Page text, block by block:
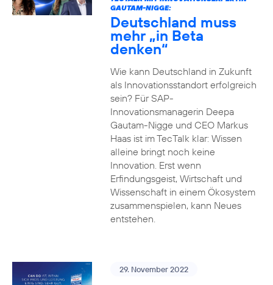
GAUTAM-NIGGE:
Deutschland muss
mehr „in Beta
denken“
Wie kann Deutschland in Zukunft
als Innovationsstandort erfolgreich
sein? Für SAP-
Innovationsmanagerin Deepa
Gautam-Nigge und CEO Markus
Haas ist im TecTalk klar: Wissen
alleine bringt noch keine
Innovation. Erst wenn
Erfindungsgeist, Wirtschaft und
Wissenschaft in einem Ökosystem
zusammenspielen, kann Neues
entstehen.
29. November 2022